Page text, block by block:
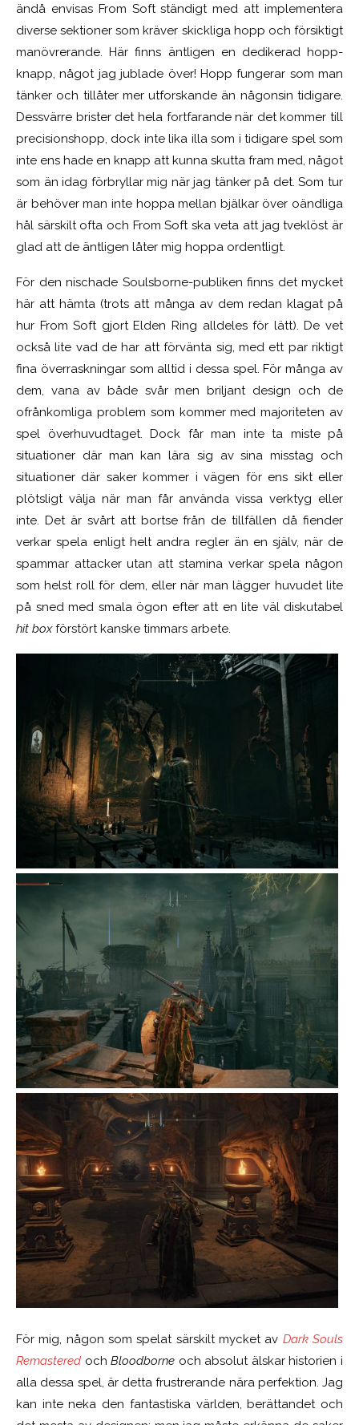
ändå envisas From Soft ständigt med att implementera
diverse sektioner som kräver skickliga hopp och försiktigt
manövrerande. Här finns äntligen en dedikerad hopp-
knapp, något jag jublade över! Hopp fungerar som man
tänker och tillåter mer utforskande än någonsin tidigare.
Dessvärre brister det hela fortfarande när det kommer till
precisionshopp, dock inte lika illa som i tidigare spel som
inte ens hade en knapp att kunna skutta fram med, något
som än idag förbryllar mig när jag tänker på det. Som tur
är behöver man inte hoppa mellan bjälkar över oändliga
hål särskilt ofta och From Soft ska veta att jag tveklöst är
glad att de äntligen låter mig hoppa ordentligt.
För den nischade Soulsborne-publiken finns det mycket
här att hämta (trots att många av dem redan klagat på
hur From Soft gjort Elden Ring alldeles för lätt). De vet
också lite vad de har att förvänta sig, med ett par riktigt
fina överraskningar som alltid i dessa spel. För många av
dem, vana av både svår men briljant design och de
ofrånkomliga problem som kommer med majoriteten av
spel överhuvudtaget. Dock får man inte ta miste på
situationer där man kan lära sig av sina misstag och
situationer där saker kommer i vägen för ens sikt eller
plötsligt välja när man får använda vissa verktyg eller
inte. Det är svårt att bortse från de tillfällen då fiender
verkar spela enligt helt andra regler än en själv, när de
spammar attacker utan att stamina verkar spela någon
som helst roll för dem, eller när man lägger huvudet lite
på sned med smala ögon efter att en lite väl diskutabel
hit boxförstört kanske timmars arbete.
För mig, någon som spelat särskilt mycket av Dark Souls
Remastered ochBloodborne och absolut älskar historien i
alla dessa spel, är detta frustrerande nära perfektion. Jag
kan inte neka den fantastiska världen, berättandet och